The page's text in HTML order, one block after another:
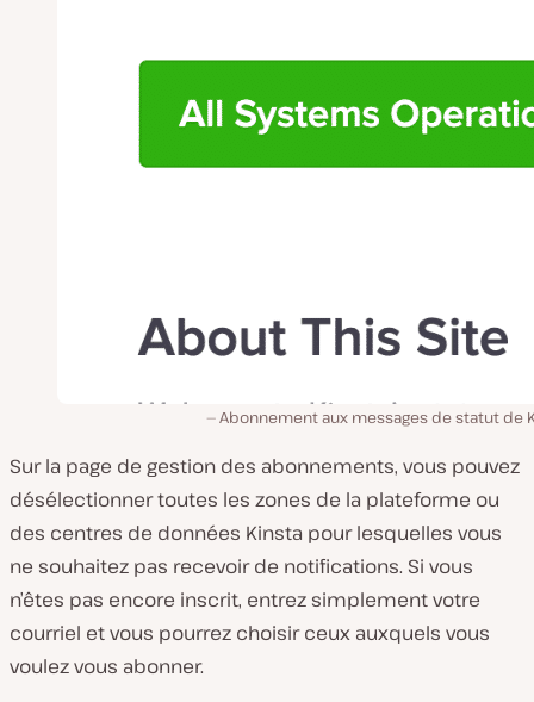
Abonnement aux messages de statut de
Sur la page de gestion des abonnements, vous pouvez
désélectionner toutes les zones de la plateforme ou
des centres de données Kinsta pour lesquelles vous
ne souhaitez pas recevoir de notifications. Si vous
n’êtes pas encore inscrit, entrez simplement votre
courriel et vous pourrez choisir ceux auxquels vous
voulez vous abonner.